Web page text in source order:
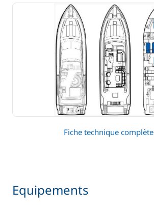
Fiche technique complète
Equipements